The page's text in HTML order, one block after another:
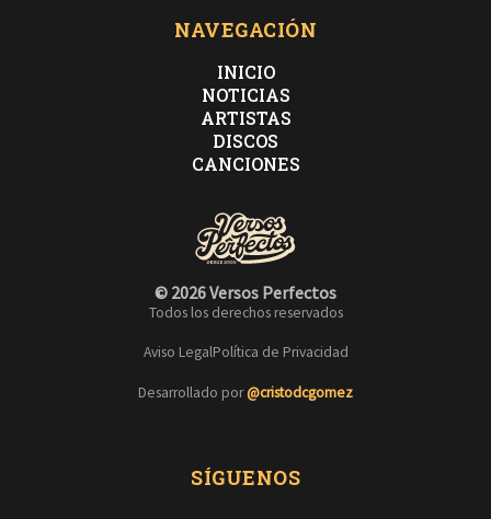
NAVEGACIÓN
INICIO
NOTICIAS
ARTISTAS
DISCOS
CANCIONES
© 2026 Versos Perfectos
Todos los derechos reservados
Aviso LegalPolítica de Privacidad
Desarrollado por@cristodcgomez
SÍGUENOS